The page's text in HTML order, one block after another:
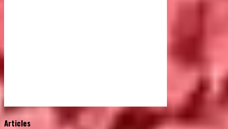
© FreeJoomla! 3 Modules - byVinaGecko.com
Articles